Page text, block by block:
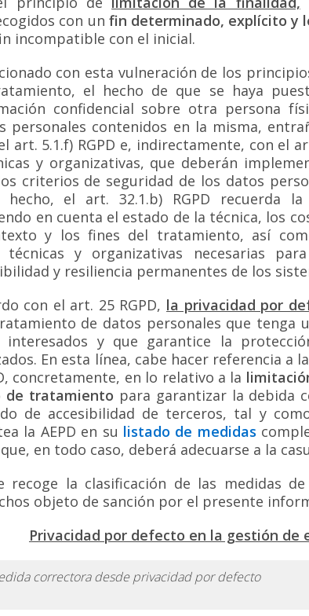
con un fin determinado, explícito y
incompatible con el inicial.
con esta vulneración de los
el hecho de que se haya
confidencial sobre otra persona
personales contenidos en la misma,
art. 5.1.f) RGPD e, indirectamente, con el
y organizativas, que deberán
criterios de seguridad de los datos
el art. 32.1.b) RGPD recuerda
en cuenta el estado de la técnica, los
y los fines del tratamiento, así
técnicas y organizativas necesarias
y resiliencia permanentes de los
con el art. 25 RGPD, la privacidad por
de datos personales que tenga
interesados y que garantice la
En esta línea, cabe hacer referencia a la
concretamente, en lo relativo a la
de tratamiento para garantizar la debida
de accesibilidad de terceros, tal y
la AEPD en su listado de medidas
en todo caso, deberá adecuarse a la
recoge la clasificación de las medidas
objeto de sanción por el presente
Privacidad por defecto en la gestión de
correctora desde privacidad por defecto